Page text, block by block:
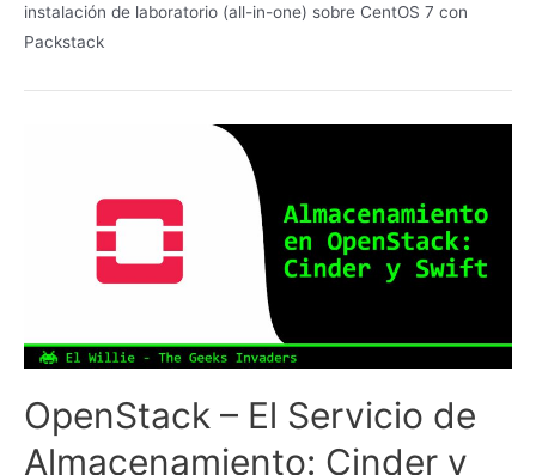
instalación de laboratorio (all-in-one) sobre CentOS 7 con
Packstack
OpenStack – El Servicio de
Almacenamiento: Cinder y